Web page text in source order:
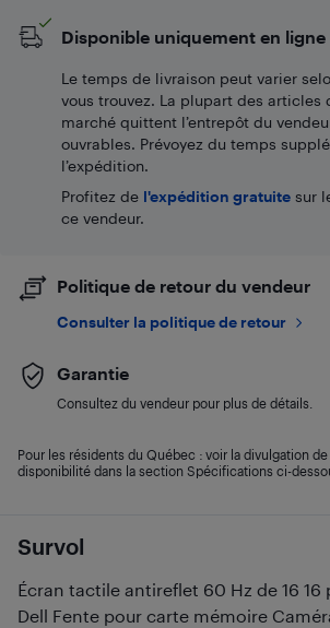
Survol
Écran tactile antireflet 60 Hz de 16 16
Dell Fente pour carte mémoire
Disponible uniquement en ligne
Le temps de livraison peut varier
vous trouvez. La plupart des articles
marché quittent l’entrepôt du
ouvrables. Prévoyez du temps
l’expédition.
Profitez de l'expédition gratuite sur
ce vendeur.
Politique de retour du vendeur
Consulter la politique de retour
Garantie
Consultez du vendeur pour plus de détails.
Pour les résidents du Québec : voir la divulgation
disponibilité dans la section Spécifications ci-